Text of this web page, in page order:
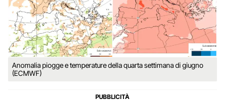
Anomalia piogge e temperature della quarta settimana di giugno
(ECMWF)